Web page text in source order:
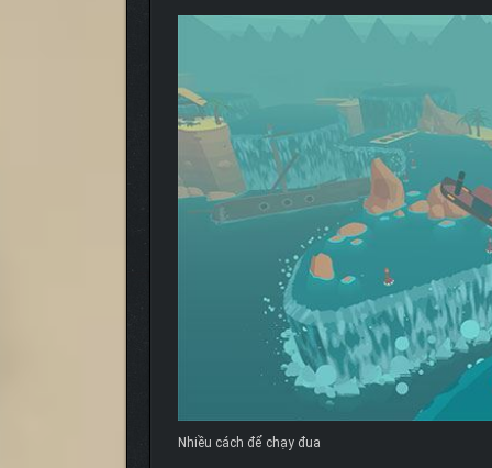
Nhiều cách để chạy đua